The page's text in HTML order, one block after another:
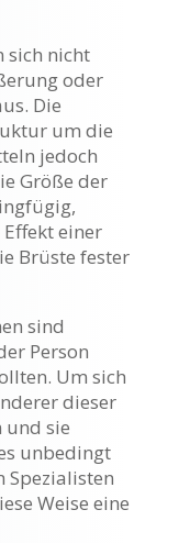
sich nicht
oder
Die
um die
jedoch
Größe der
einer
Brüste fester
sind
Person
Um sich
dieser
und sie
unbedingt
Spezialisten
Weise eine